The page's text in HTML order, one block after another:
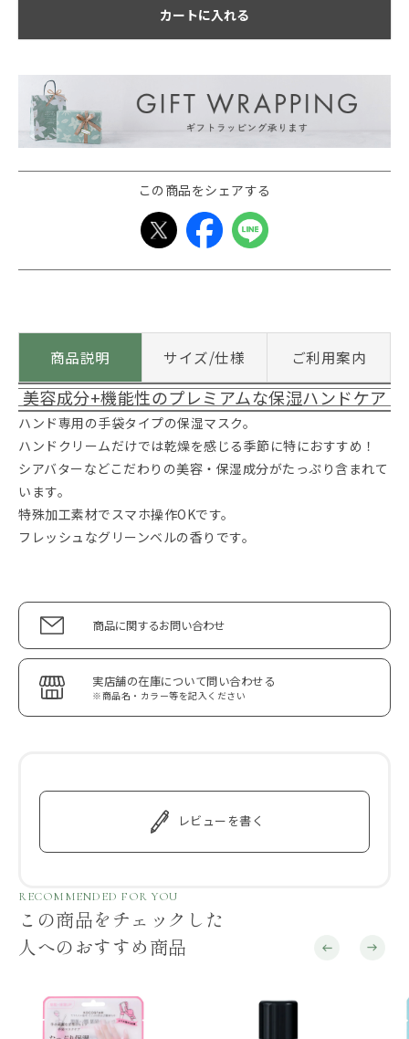
カートに入れる
この商品をシェアする
商品説明 サイズ/仕様 ご利用案内
美容成分+機能性のプレミアムな保湿ハンドケア
ハンド専用の手袋タイプの保湿マスク。
ハンドクリームだけでは乾燥を感じる季節に特におすすめ！
シアバターなどこだわりの美容・保湿成分がたっぷり含まれて
います。
特殊加工素材でスマホ操作OKです。
フレッシュなグリーンベルの香りです。
商品に関するお問い合わせ
実店舗の在庫について問い合わせる
※商品名・カラー等を記入ください
レビューを書く
RECOMMENDED FOR YOU
この商品をチェックした
人へのおすすめ商品